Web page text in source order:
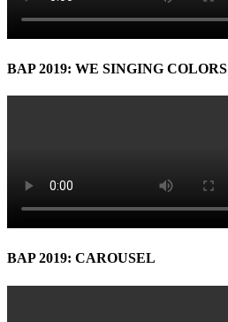
BAP 2019: WE SINGING COLORS
BAP 2019: CAROUSEL